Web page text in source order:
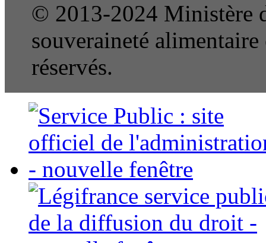
© 2013-2024 Ministère
souveraineté
réservés.